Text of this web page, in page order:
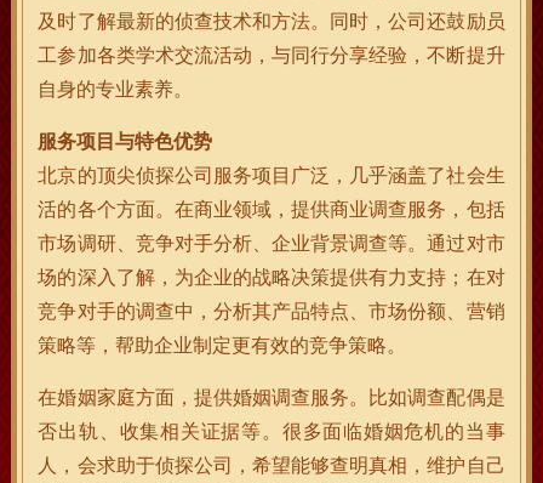
及时了解最新的侦查技术和方法。同时，公司还鼓励员
工参加各类学术交流活动，与同行分享经验，不断提升
自身的专业素养。
服务项目与特色优势
北京的顶尖侦探公司服务项目广泛，几乎涵盖了社会生
活的各个方面。在商业领域，提供商业调查服务，包括
市场调研、竞争对手分析、企业背景调查等。通过对市
场的深入了解，为企业的战略决策提供有力支持；在对
竞争对手的调查中，分析其产品特点、市场份额、营销
策略等，帮助企业制定更有效的竞争策略。
在婚姻家庭方面，提供婚姻调查服务。比如调查配偶是
否出轨、收集相关证据等。很多面临婚姻危机的当事
人，会求助于侦探公司，希望能够查明真相，维护自己